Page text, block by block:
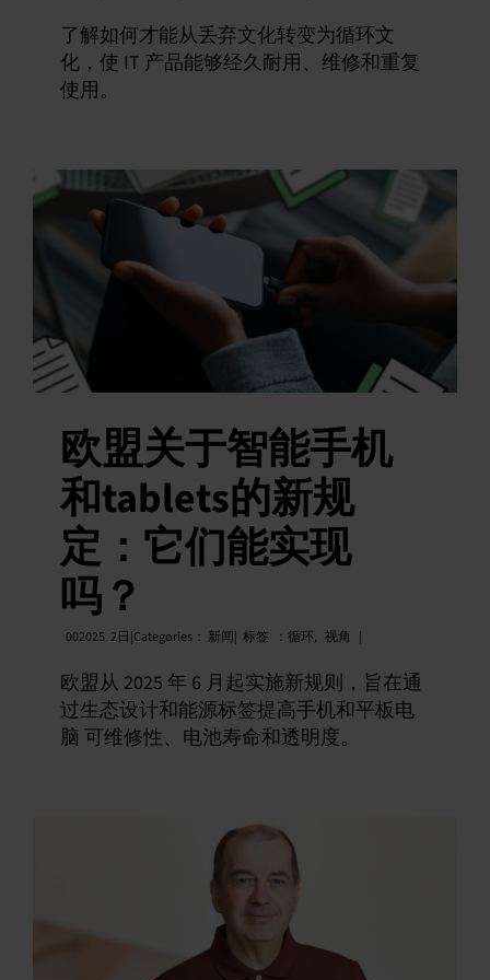
了解如何才能从丢弃文化转变为循环文
化，使 IT 产品能够经久耐用、维修和重复
使用。
欧盟关于智能手机
和tablets的新规
定：它们能实现
吗？
002025 2日|Categories： 新闻| 标签 ： 循环, 视角 |
欧盟从 2025 年 6 月起实施新规则，旨在通
过生态设计和能源标签提高手机和平板电
脑 可维修性、电池寿命和透明度。